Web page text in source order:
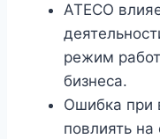
ATECO
режим
бизнеса.
Ошибка при
повлиять